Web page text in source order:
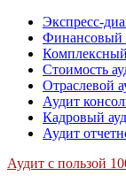
Экспресс-
Финансовый
Стоимость
Отраслевой
Аудит
Кадровый
Аудит
Аудит с пользой